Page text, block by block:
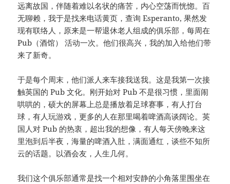
远离故国，伴随着难以名状的痛苦，内心空荡而恍惚。百
无聊赖，我于是找来电话黄页，查询 Esperanto, 果然发
现有联络人，原来是一帮退休老人组成的俱乐部，每周在
Pub（酒馆） 活动一次。他们很高兴，我的加入给他们带
来了新奇。
于是每个周末，他们派人来车接我送我。这是我第一次接
触英国的 Pub 文化。刚开始对 Pub 不是很习惯，里面闹
哄哄的，硕大的屏幕上总是播放着足球赛事，有人打台
球，有人玩游戏，更多的人在那里喝着啤酒高谈阔论。英
国人对 Pub 的热衷，超出我的想像，有人每天傍晚来这
里泡到后半夜，海量的啤酒入肚，满面通红，谈些不知所
云的话题。以酒会友，人生几何。
我们这个俱乐部通常是找一个相对安静的小角落里围坐在